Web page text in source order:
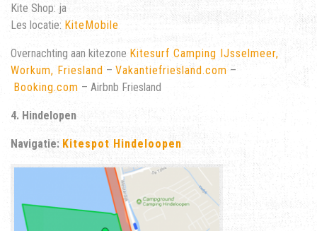
Kite Shop: ja
Les locatie: KiteMobile
Overnachting aan kitezone Kitesurf Camping IJsselmeer,
Workum, Friesland – Vakantiefriesland.com –
Booking.com – Airbnb Friesland
4. Hindelopen
Navigatie: Kitespot Hindeloopen